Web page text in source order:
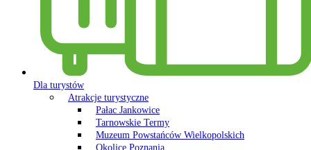
Dla turystów
Atrakcje turystyczne
Pałac Jankowice
Tarnowskie Termy
Muzeum Powstańców Wielkopolskich
Okolice Poznania